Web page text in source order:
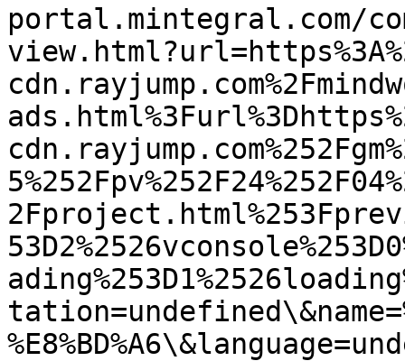
portal.mintegral.com/